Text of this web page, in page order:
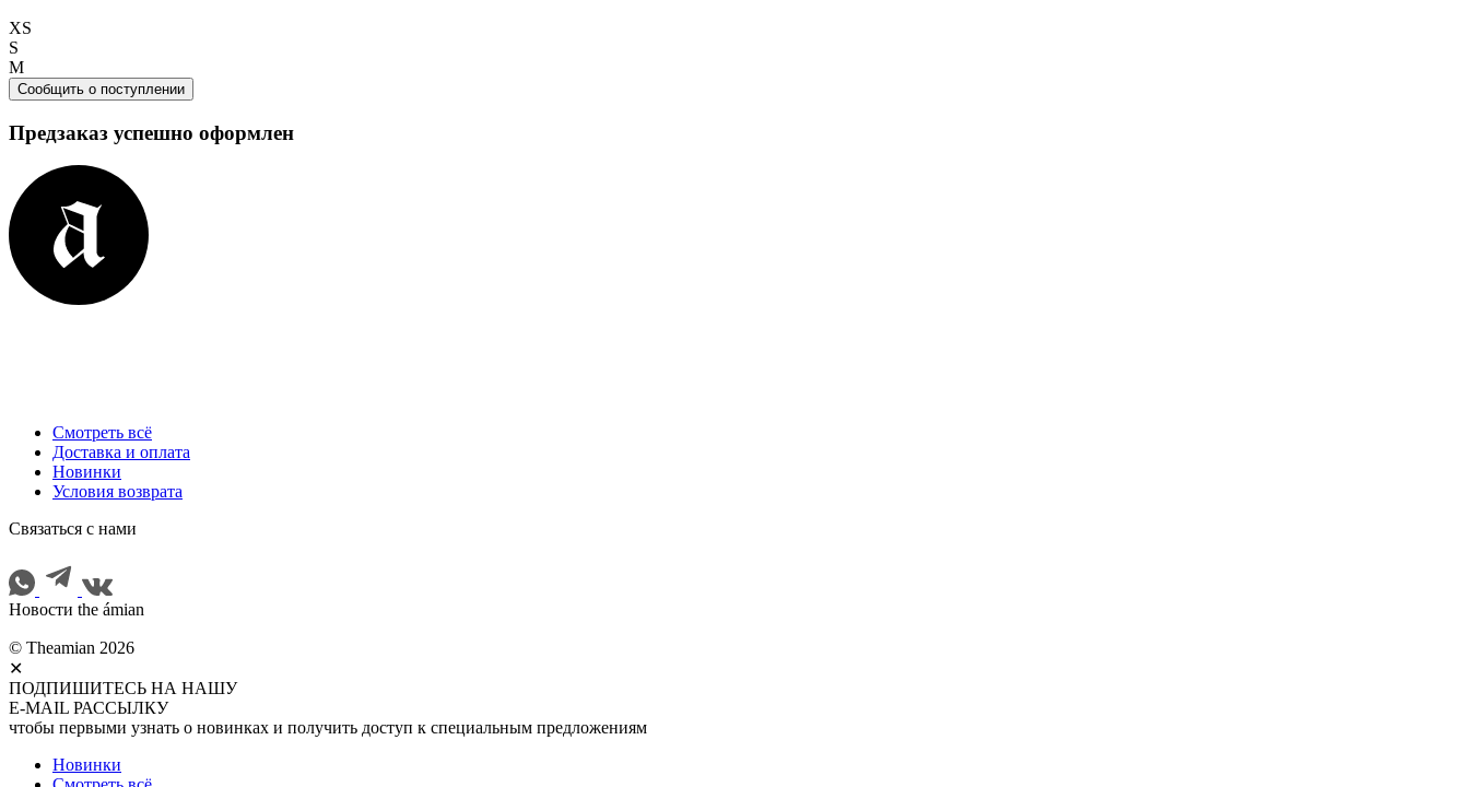
XS
S
M
Сообщить о поступлении
Предзаказ успешно оформлен
Смотреть всё
Доставка и оплата
Новинки
Условия возврата
Cвязаться с нами
Новости the ámian
© Theamian 2026
✕
ПОДПИШИТЕСЬ НА НАШУ
E-MAIL РАССЫЛКУ
чтобы первыми узнать о новинках и получить доступ к специальным предложениям
Новинки